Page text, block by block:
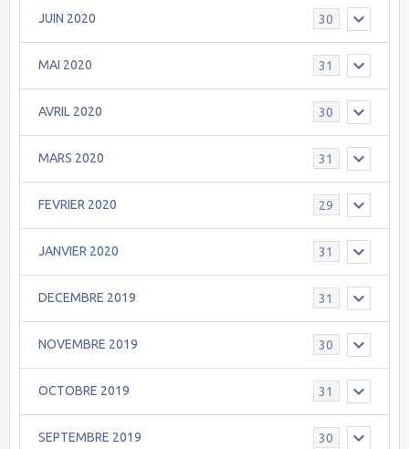
JUIN 2020 30
MAI 2020 31
AVRIL 2020 30
MARS 2020 31
FEVRIER 2020 29
JANVIER 2020 31
DECEMBRE 2019 31
NOVEMBRE 2019 30
OCTOBRE 2019 31
SEPTEMBRE 2019 30